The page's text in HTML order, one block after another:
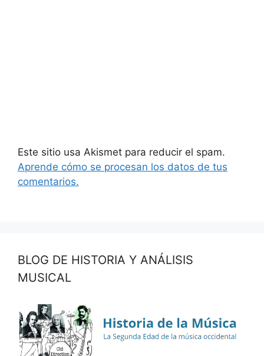
Este sitio usa Akismet para reducir el spam.
Aprende cómo se procesan los datos de tus
comentarios.
BLOG DE HISTORIA Y ANÁLISIS
MUSICAL